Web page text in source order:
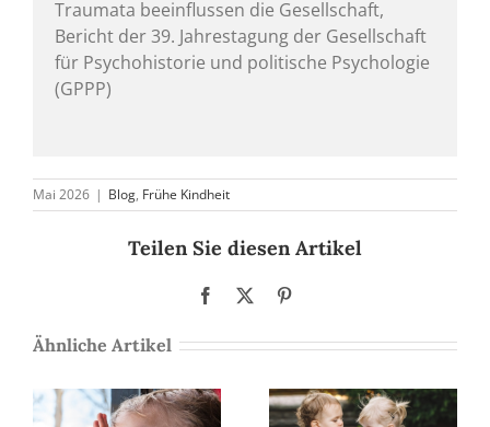
Traumata beeinflussen die Gesellschaft,
Bericht der 39. Jahrestagung der Gesellschaft
für Psychohistorie und politische Psychologie
(GPPP)
Mai 2026 | Blog, Frühe Kindheit
Teilen Sie diesen Artikel
Facebook
Ähnliche Artikel